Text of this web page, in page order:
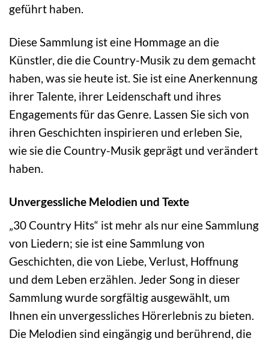
geführt haben.
Diese Sammlung ist eine Hommage an die
Künstler, die die Country-Musik zu dem gemacht
haben, was sie heute ist. Sie ist eine Anerkennung
ihrer Talente, ihrer Leidenschaft und ihres
Engagements für das Genre. Lassen Sie sich von
ihren Geschichten inspirieren und erleben Sie,
wie sie die Country-Musik geprägt und verändert
haben.
Unvergessliche Melodien und Texte
„30 Country Hits“ ist mehr als nur eine Sammlung
von Liedern; sie ist eine Sammlung von
Geschichten, die von Liebe, Verlust, Hoffnung
und dem Leben erzählen. Jeder Song in dieser
Sammlung wurde sorgfältig ausgewählt, um
Ihnen ein unvergessliches Hörerlebnis zu bieten.
Die Melodien sind eingängig und berührend, die